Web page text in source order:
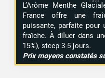
L’Arôme Menthe
France offre une
puissante, parfaite pour
fraîche. À diluer dans
15%), steep 3-5 jours.
Prix moyens constatés